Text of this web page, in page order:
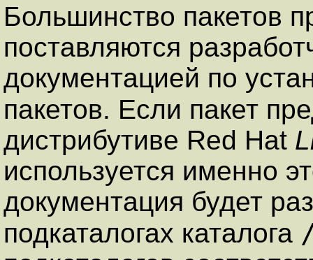
Большинство пакетов
поставляются
документацией по
пакетов. Если пакет
дистрибутиве Red Hat
используется именно
документация будет
подкаталогах каталога